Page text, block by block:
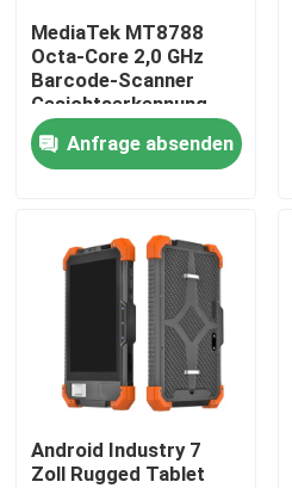
Startseite
Produkte
Über uns
Fabrik Tour
Qualitätskontrolle
MediaTek MT8788
Octa-Core 2,0 GHz
Barcode-Scanner
Gesichtserkennung
IRIS
Fingerabdruckleser
UHF RFID Rugged
Anfrage absenden
Android Industry 7
Zoll Rugged Tablet